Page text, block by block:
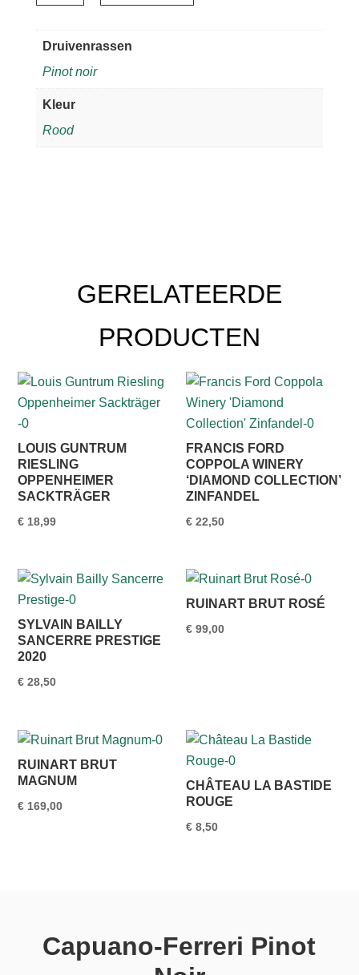
aantal
Druivenrassen
Pinot noir
Kleur
Rood
GERELATEERDE
PRODUCTEN
LOUIS GUNTRUM
RIESLING
OPPENHEIMER
SACKTRÄGER
€ 18,99
FRANCIS FORD
COPPOLA WINERY
‘DIAMOND COLLECTION’
ZINFANDEL
€ 22,50
SYLVAIN BAILLY
SANCERRE PRESTIGE
2020
€ 28,50
RUINART BRUT ROSÉ
€ 99,00
RUINART BRUT
MAGNUM
€ 169,00
CHÂTEAU LA BASTIDE
ROUGE
€ 8,50
Capuano‑Ferreri Pinot